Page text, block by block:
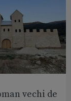
vechi de